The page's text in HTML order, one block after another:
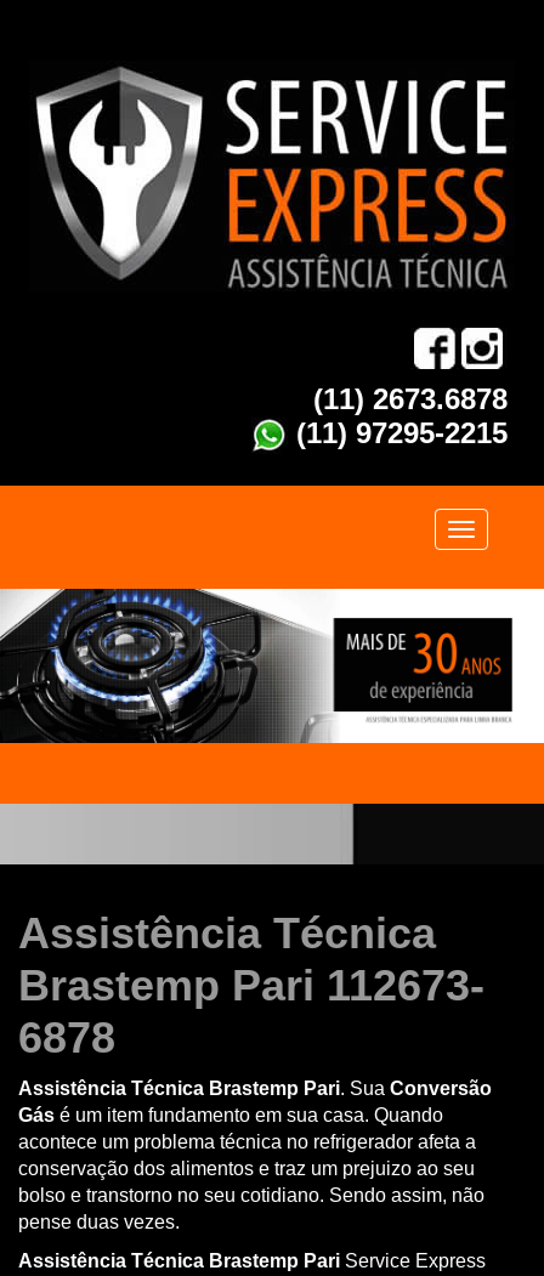
(11) 2673.6878
(11) 97295-2215
Assistência Técnica
Brastemp Pari 112673-
6878
Assistência Técnica Brastemp Pari. Sua Conversão
Gás é um item fundamento em sua casa. Quando
acontece um problema técnica no refrigerador afeta a
conservação dos alimentos e traz um prejuizo ao seu
bolso e transtorno no seu cotidiano. Sendo assim, não
pense duas vezes.
Assistência Técnica Brastemp Pari Service Express